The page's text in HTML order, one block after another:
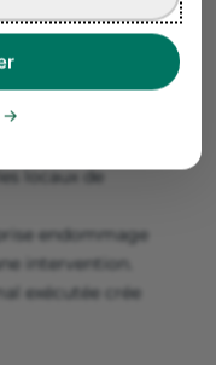
ou de toute
dans des
:
locaux de
endommage
intervention.
exécutée crée